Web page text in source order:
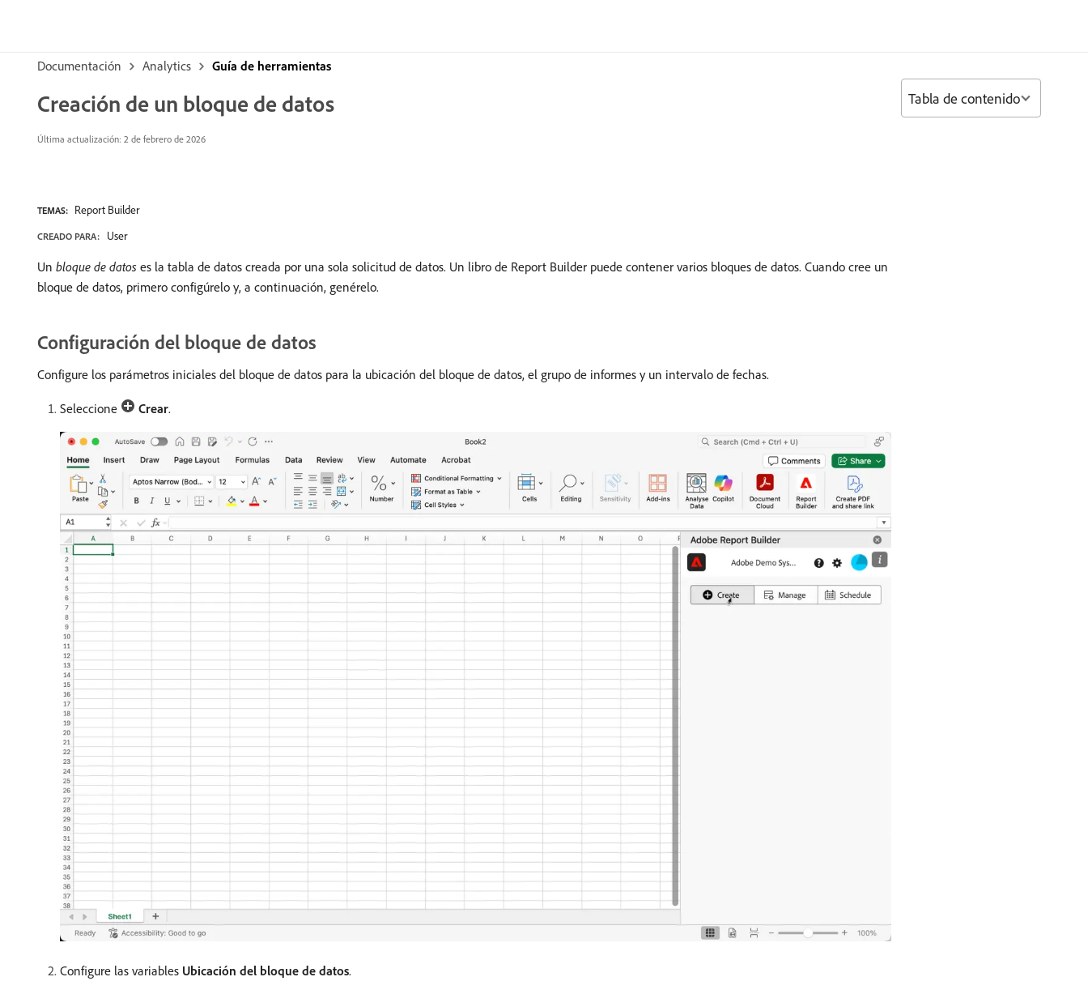
Documentación Analytics Guía de herramientas
Creación de un bloque de datos
Última actualización: 2 de febrero de 2026
TEMAS: Report Builder
CREADO PARA: User
Un bloque de datos es la tabla de datos creada por una sola solicitud de datos. Un libro de Report Builder puede contener varios bloques de datos. Cuando cree un
bloque de datos, primero configúrelo y, a continuación, genérelo.
Configuración del bloque de datos
Configure los parámetros iniciales del bloque de datos para la ubicación del bloque de datos, el grupo de informes y un intervalo de fechas.
Seleccione Crear.
Configure las variables Ubicación del bloque de datos.
Tabla de contenido